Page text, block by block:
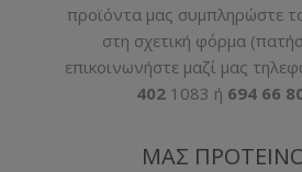
προϊόντα μας συμπληρώστε
στη σχετική φόρμα (
επικοινωνήστε μαζί μας
402 1083 ή 694 66
ΜΑΣ